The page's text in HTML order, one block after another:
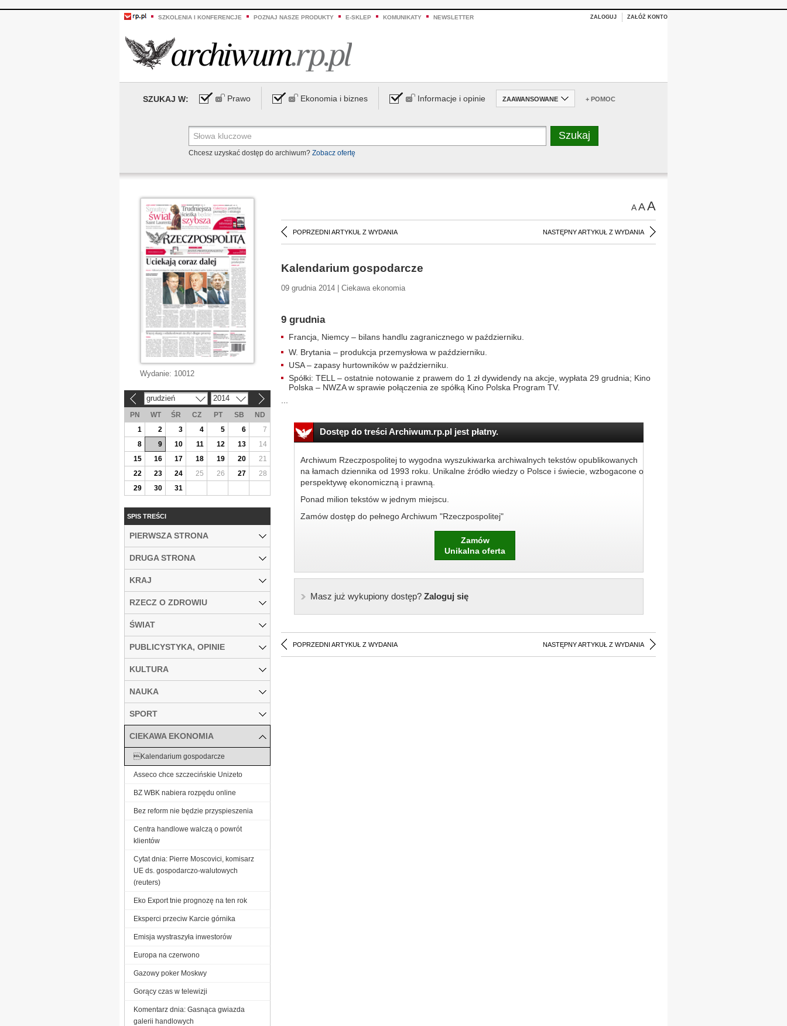
SZKOLENIA I KONFERENCJE POZNAJ NASZE PRODUKTY E-SKLEP KOMUNIKATY NEWSLETTER ZALOGUJ ZAŁÓŻ KONTO
SZUKAJ W: Prawo Ekonomia i biznes Informacje i opinie ZAAWANSOWANE + POMOC
Chcesz uzyskać dostęp do archiwum? Zobacz ofertę
AAA
POPRZEDNI ARTYKUŁ Z WYDANIA NASTĘPNY ARTYKUŁ Z WYDANIA
Kalendarium gospodarcze
09 grudnia 2014 | Ciekawa ekonomia
9 grudnia
Francja, Niemcy – bilans handlu zagranicznego w październiku.
W. Brytania – produkcja przemysłowa w październiku.
USA – zapasy hurtowników w październiku.
Spółki: TELL – ostatnie notowanie z prawem do 1 zł dywidendy na akcje, wypłata 29 grudnia; Kino
Polska – NWZA w sprawie połączenia ze spółką Kino Polska Program TV.
Dostęp do treści Archiwum.rp.pl jest płatny.
Archiwum Rzeczpospolitej to wygodna wyszukiwarka archiwalnych tekstów opublikowanych
na łamach dziennika od 1993 roku. Unikalne źródło wiedzy o Polsce i świecie, wzbogacone o
perspektywę ekonomiczną i prawną.
Ponad milion tekstów w jednym miejscu.
Zamów dostęp do pełnego Archiwum "Rzeczpospolitej"
Zamów
Unikalna oferta
Masz już wykupiony dostęp?Zaloguj się
POPRZEDNI ARTYKUŁ Z WYDANIA NASTĘPNY ARTYKUŁ Z WYDANIA
Wydanie: 10012
grudzień 2014
PN WT ŚR CZ PT SB
ND
1
2 3 4 5 6
7
8
9 10 11 12 13
14
15
16 17 18 19 20
21
22
23 24 25 26 27
28
29
30 31
SPIS TREŚCI
PIERWSZA STRONA
DRUGA STRONA
KRAJ
RZECZ O ZDROWIU
ŚWIAT
PUBLICYSTYKA, OPINIE
KULTURA
NAUKA
SPORT
CIEKAWA EKONOMIA
Kalendarium gospodarcze
Asseco chce szczecińskie Unizeto
BZ WBK nabiera rozpędu online
Bez reform nie będzie przyspieszenia
Centra handlowe walczą o powrót
klientów
Cytat dnia: Pierre Moscovici, komisarz
UE ds. gospodarczo-walutowych
(reuters)
Eko Export tnie prognozę na ten rok
Eksperci przeciw Karcie górnika
Emisja wystraszyła inwestorów
Europa na czerwono
Gazowy poker Moskwy
Gorący czas w telewizji
Komentarz dnia: Gasnąca gwiazda
galerii handlowych